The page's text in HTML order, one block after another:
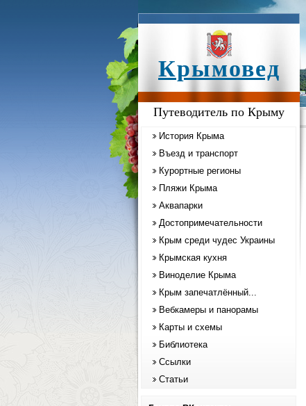
Крымовед
Путеводитель по Крыму
История Крыма
Въезд и транспорт
Курортные регионы
Пляжи Крыма
Аквапарки
Достопримечательности
Крым среди чудес Украины
Крымская кухня
Виноделие Крыма
Крым запечатлённый...
Вебкамеры и панорамы
Карты и схемы
Библиотека
Ссылки
Статьи